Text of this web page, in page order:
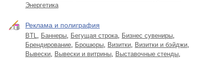
Энергетика
Реклама и полиграфия
BTL, Баннеры, Бегущая строка, Бизнес сувениры,
Брендирование, Брошюры, Визитки, Визитки и бэйджи,
Вывески, Вывески и витрины, Выставочные стенды,